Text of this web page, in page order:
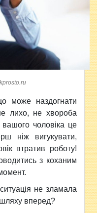
може наздогнати
лихо, не хвороба
вашого чоловіка це
ніж вигукувати,
втратив роботу!
з коханим
не зламала
вперед?